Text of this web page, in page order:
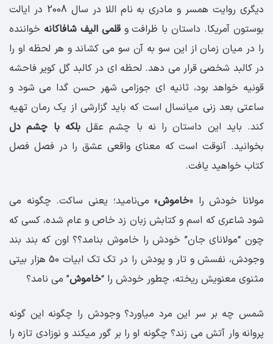
دیگری روایت همسر و مادری به نام اللا در سال 2008 در ایالت
بوستون آمریکا. داستان با ظرافت وقلمی الیف شافاکانه خواننده
را در میان زمان از این سو به آن سو می کشاند و هر لحظه او را
در کالبد شخصی قرار می دهد. لحظه ای در کالبد گل کویر فاحشه
قونیه خواهد بود، ثانیه ای جوزامی شهر حسن گدا می شود و
ساعتی بعد زنی میانسال است که باید گزارشی از یک رمان تهیه
کند. باید این داستان را نه با چشم عقلبلکه با چشم دل
بخوانید. آنوقت است که معنای واقعی عشق را در فصل فصل
کتاب خواهید یافت.
مولانا خودش را «خاموش» می‌نامید؛ یعنی ساکت. چگونه می
شود شاعری که اسم و کتابش زبان زد خاص و عام شده، کسی که
چون “مولانای جان” خودش را خاموش بنامد؟؟ اون که بند بند
وجودش، نفسش و تار و پودش را در تک تک ابیات 50 هزار بیتی
مثنوی معنویش ریخته، چطور خودش را “خاموش” می نامد؟
شمس چه بر سر این مرد میاورد؟ وجودش را چگونه این گونه
پروانه وار آتش می زند؟ چگونه او را بر گور میکند و نوزادی تازه را